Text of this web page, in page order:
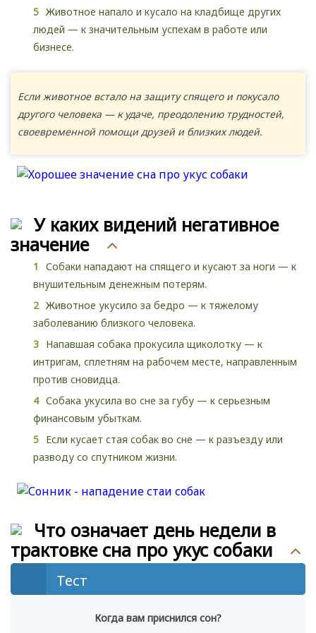
Животное напало и кусало на кладбище других
людей — к значительным успехам в работе или
бизнесе.
Если животное встало на защиту спящего и покусало
другого человека — к удаче, преодолению трудностей,
своевременной помощи друзей и близких людей.
У каких видений негативное
значение
Собаки нападают на спящего и кусают за ноги — к
внушительным денежным потерям.
Животное укусило за бедро — к тяжелому
заболеванию близкого человека.
Напавшая собака прокусила щиколотку — к
интригам, сплетням на рабочем месте, направленным
против сновидца.
Собака укусила во сне за губу — к серьезным
финансовым убыткам.
Если кусает стая собак во сне — к разъезду или
разводу со спутником жизни.
Что означает день недели в
трактовке сна про укус собаки
Тест
Когда вам приснился сон?